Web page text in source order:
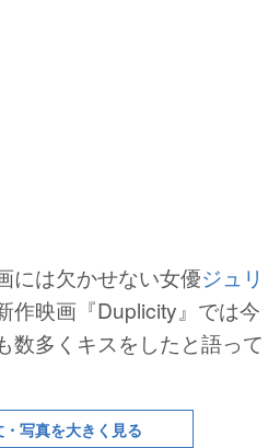
には欠かせない女優ジュリ
作映画『Duplicity』では今
数多くキスをしたと語って
写真を大きく見る